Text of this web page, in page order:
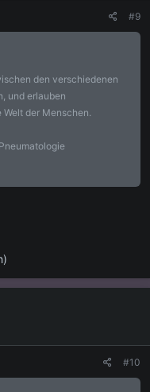
#9
den verschiedenen
und erlauben
der Menschen.
#10